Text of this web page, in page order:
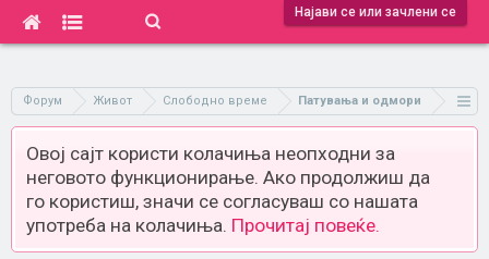
Најави се или зачлени се
Форум Живот Слободно време Патувања и одмори
Овој сајт користи колачиња неопходни за
неговото функционирање. Ако продолжиш да
го користиш, значи се согласуваш со нашата
употреба на колачиња. Прочитај повеќе.